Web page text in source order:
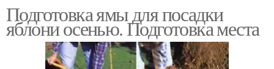
Подготовка ямы для посадки
яблони осенью. Подготовка места